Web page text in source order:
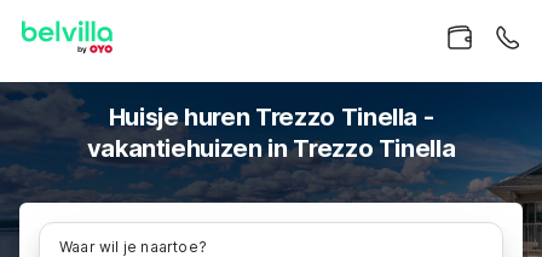
Huisje huren Trezzo Tinella -
vakantiehuizen in Trezzo Tinella
Waar wil je naartoe?